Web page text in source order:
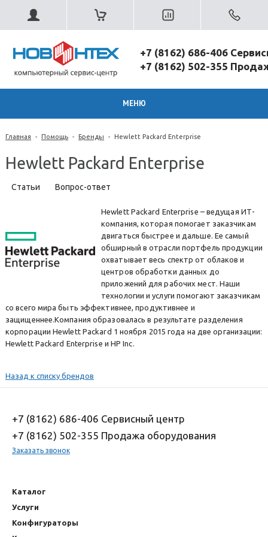
+7 (8162) 686-406
+7 (8162) 502-355
МЕНЮ
Главная - Помощь - Бренды - Hewlett Packard Enterprise
Hewlett Packard Enterprise
Статьи Вопрос-ответ
Hewlett Packard Enterprise – ведущая ИТ-
компания, которая помогает заказчикам
двигаться быстрее и дальше. Ее самый
обширный в отрасли портфель продукции
охватывает весь спектр от облаков и
центров обработки данных до
приложений для рабочих мест. Наши
технологии и услуги помогают заказчикам
со всего мира быть эффективнее, продуктивнее и
защищеннее.Компания образовалась в результате разделения
корпорации Hewlett Packard 1 ноября 2015 года на две организации:
Hewlett Packard Enterprise и HP Inc.
Назад к списку брендов
+7 (8162) 686-406 Сервисный центр
+7 (8162) 502-355 Продажа оборудования
Заказать звонок
Каталог
Услуги
Конфигураторы